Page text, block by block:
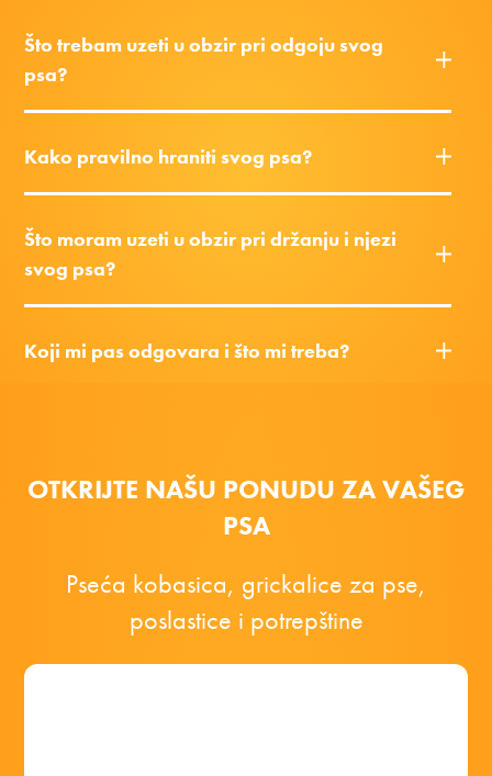
Što trebam uzeti u obzir pri odgoju svog
psa?
Kako pravilno hraniti svog psa?
Što moram uzeti u obzir pri držanju i njezi
svog psa?
Koji mi pas odgovara i što mi treba?
OTKRIJTE NAŠU PONUDU ZA VAŠEG
PSA
Pseća kobasica, grickalice za pse,
poslastice i potrepštine